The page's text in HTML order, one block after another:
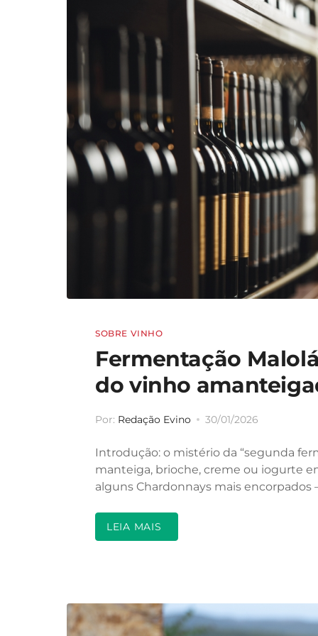
SOBRE VINHO
Fermentação
do vinho
Por: Redação Evino 30/01/2026
Introdução: o mistério da “segunda
manteiga, brioche, creme ou iogurte
alguns Chardonnays mais
LEIA MAIS